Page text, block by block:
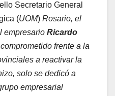
Secretario General
(UOM) Rosario, el
empresario Ricardo
frente a la
a reactivar la
solo se dedicó a
empresarial